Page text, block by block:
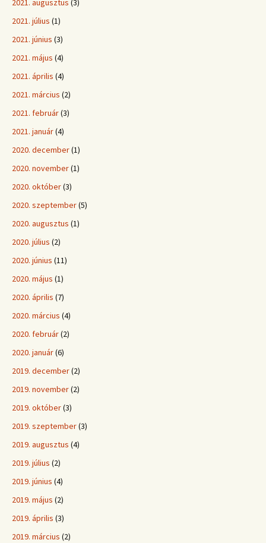
2021. augusztus (3)
2021. július (1)
2021. június (3)
2021. május (4)
2021. április (4)
2021. március (2)
2021. február(3)
2021. január(4)
2020. december(1)
2020. november(1)
2020. október(3)
2020. szeptember(5)
2020. augusztus (1)
2020. július (2)
2020. június (11)
2020. május (1)
2020. április (7)
2020. március (4)
2020. február(2)
2020. január(6)
2019. december(2)
2019. november(2)
2019. október(3)
2019. szeptember(3)
2019. augusztus (4)
2019. július (2)
2019. június (4)
2019. május (2)
2019. április (3)
2019. március (2)